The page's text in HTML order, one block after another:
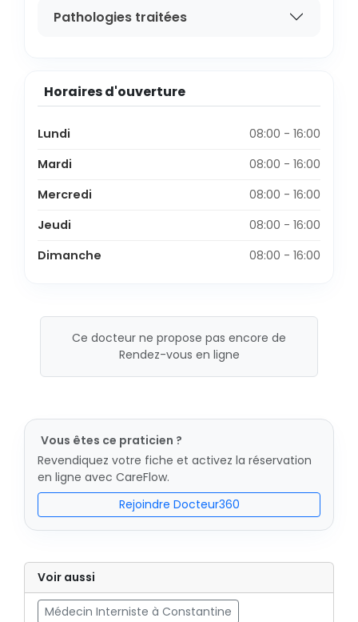
Pathologies traitées
Horaires d'ouverture
Lundi
08:00 - 16:00
Mardi
08:00 - 16:00
Mercredi
08:00 - 16:00
Jeudi
08:00 - 16:00
Dimanche
08:00 - 16:00
Ce docteur ne propose pas encore de
Rendez-vous en ligne
Vous êtes ce praticien ?
Revendiquez votre fiche et activez la réservation
en ligne avec CareFlow.
Rejoindre Docteur360
Voir aussi
Médecin Interniste à Constantine